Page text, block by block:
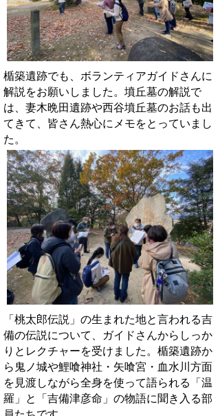
楯築遺跡でも、ボランティアガイドさんに
解説をお願いしました。墳丘墓の解説で
は、妻木晩田遺跡や西谷墳丘墓のお話も出
てきて、皆さん熱心にメモをとっていまし
た。
「桃太郎伝説」の生まれた地と言われる吉
備の伝説について、ガイドさんからしっか
りとレクチャーを受けました。楯築遺跡か
ら鬼ノ城や鯉喰神社・矢喰宮・血水川方面
を見渡しながら全身を使って語られる「温
羅」と「吉備津彦命」の物語に聞き入る部